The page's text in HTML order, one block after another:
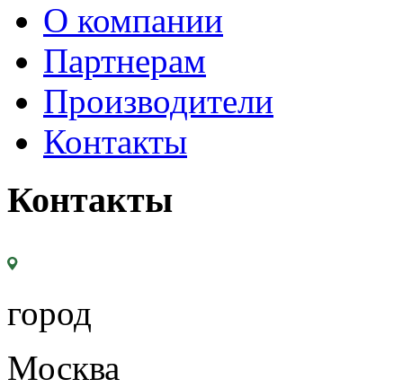
О компании
Партнерам
Производители
Контакты
Контакты
город
Москва